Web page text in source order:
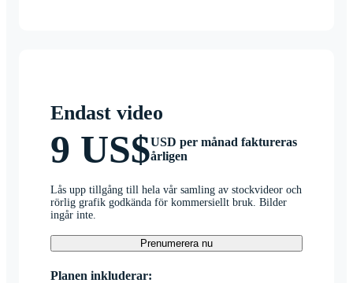
Endast video
9 US$USD per månad faktureras
årligen
Lås upp tillgång till hela vår samling av stockvideor och
rörlig grafik godkända för kommersiellt bruk. Bilder
ingår inte.
Prenumerera nu
Planen inkluderar: